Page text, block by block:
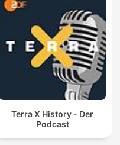
Terra X History - Der
Podcast